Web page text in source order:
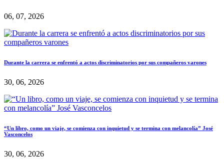
06, 07, 2026
Durante la carrera se enfrentó a actos discriminatorios por sus compañeros varones
30, 06, 2026
“Un libro, como un viaje, se comienza con inquietud y se termina con melancolía” José
Vasconcelos
30, 06, 2026